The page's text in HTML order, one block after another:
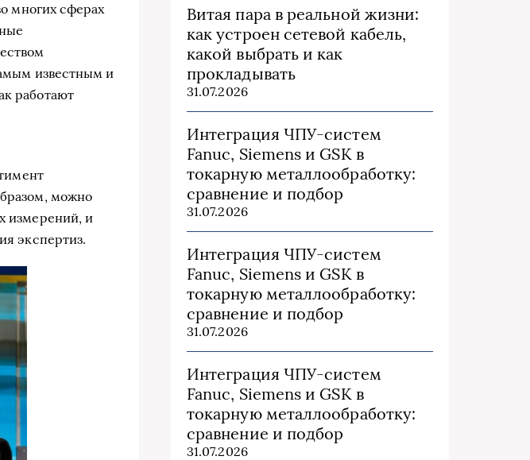
многих сферах
известным и
работают
можно
измерений, и
экспертиз.
Витая пара в реальной жизни:
как устроен сетевой кабель,
какой выбрать и как
прокладывать
31.07.2026
Интеграция ЧПУ-систем
Fanuc, Siemens и GSK в
токарную металлообработку:
сравнение и подбор
31.07.2026
Интеграция ЧПУ-систем
Fanuc, Siemens и GSK в
токарную металлообработку:
сравнение и подбор
31.07.2026
Интеграция ЧПУ-систем
Fanuc, Siemens и GSK в
токарную металлообработку:
сравнение и подбор
31.07.2026